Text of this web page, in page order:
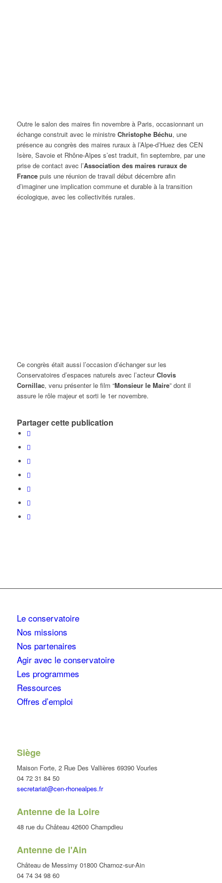
Outre le salon des maires fin novembre à Paris, occasionnant un
échange construit avec le ministre Christophe Béchu, une
présence au congrès des maires ruraux à l’Alpe-d’Huez des CEN
Isère, Savoie et Rhône-Alpes s’est traduit, fin septembre, par une
prise de contact avec l’Association des maires ruraux de
Francepuis une réunion de travail début décembre afin
d’imaginer une implication commune et durable à la transition
écologique, avec les collectivités rurales.
Ce congrès était aussi l’occasion d’échanger sur les
Conservatoires d’espaces naturels avec l’acteurClovis
Cornillac, venu présenter le film “Monsieur le Maire” dont il
assure le rôle majeur et sorti le 1er novembre.
Partager cette publication
Le conservatoire
Nos missions
Nos partenaires
Agir avec le conservatoire
Les programmes
Ressources
Offres d’emploi
Siège
Maison Forte, 2 Rue Des Vallières 69390 Vourles
04 72 31 84 50
secretariat@cen-rhonealpes.fr
Antenne de la Loire
48 rue du Château 42600 Champdieu
Antenne de l'Ain
Château de Messimy 01800 Charnoz-sur-Ain
04 74 34 98 60